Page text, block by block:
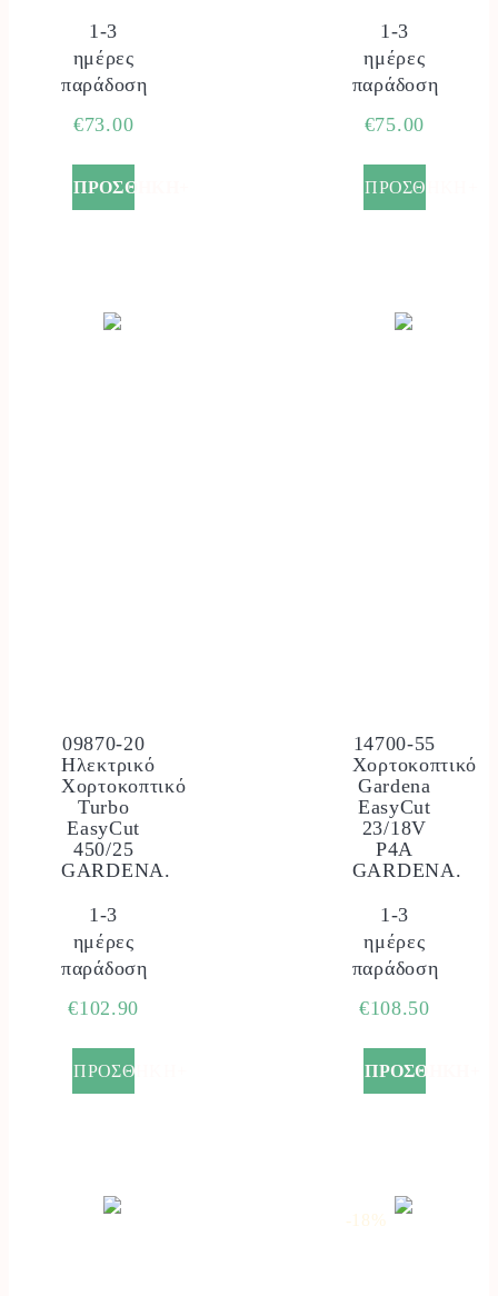
1-3
ημέρες
παράδοση
€73.00
ΠΡΟΣΘΗΚΗ+
1-3
ημέρες
παράδοση
€75.00
ΠΡΟΣΘΗΚΗ+
09870-20
Ηλεκτρικό
Χορτοκοπτικό
Turbo
EasyCut
450/25
GARDENA.
1-3
ημέρες
παράδοση
€102.90
ΠΡΟΣΘΗΚΗ+
14700-55
Χορτοκοπτικό
Gardena
EasyCut
23/18V
P4A
GARDENA.
1-3
ημέρες
παράδοση
€108.50
ΠΡΟΣΘΗΚΗ+
-18%